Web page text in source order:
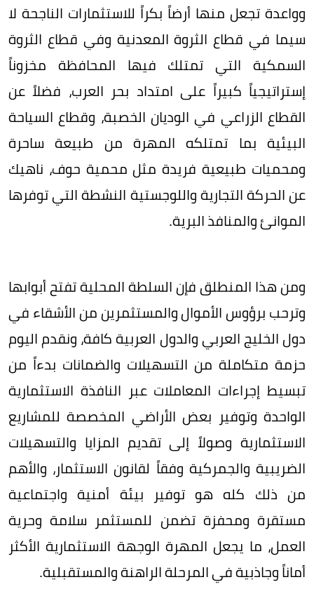
وواعدة تجعل منها أرضاً بكراً للاستثمارات الناجحة لا
سيما في قطاع الثروة المعدنية وفي قطاع الثروة
السمكية التي تمتلك فيها المحافظة مخزوناً
إستراتيجياً كبيراً على امتداد بحر العرب، فضلاً عن
القطاع الزراعي في الوديان الخصبة، وقطاع السياحة
البيئية بما تمتلكه المهرة من طبيعة ساحرة
ومحميات طبيعية فريدة مثل محمية حوف، ناهيك
عن الحركة التجارية واللوجستية النشطة التي توفرها
الموانئ والمنافذ البرية.
ومن هذا المنطلق فإن السلطة المحلية تفتح أبوابها
وترحب برؤوس الأموال والمستثمرين من الأشقاء في
دول الخليج العربي والدول العربية كافة، ونقدم اليوم
حزمة متكاملة من التسهيلات والضمانات بدءاً من
تبسيط إجراءات المعاملات عبر النافذة الاستثمارية
الواحدة وتوفير بعض الأراضي المخصصة للمشاريع
الاستثمارية وصولاً إلى تقديم المزايا والتسهيلات
الضريبية والجمركية وفقاً لقانون الاستثمار، والأهم
من ذلك كله هو توفير بيئة أمنية واجتماعية
مستقرة ومحفزة تضمن للمستثمر سلامة وحرية
العمل، ما يجعل المهرة الوجهة الاستثمارية الأكثر
أماناً وجاذبية في المرحلة الراهنة والمستقبلية.